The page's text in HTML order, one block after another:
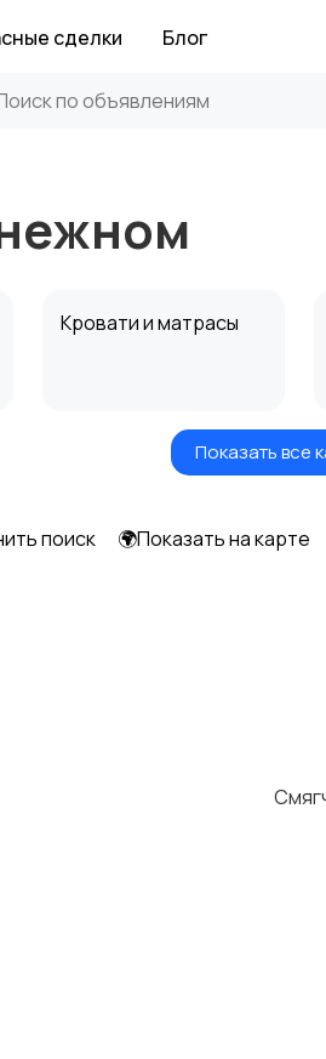
сделки Блог
Кровати и матрасы
Показать все
поиск 🌍Показать на карте